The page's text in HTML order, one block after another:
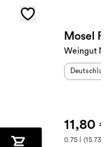
Mosel
Weingut Nik
Deutschland
11,80 €
0.75 l (15.73 €